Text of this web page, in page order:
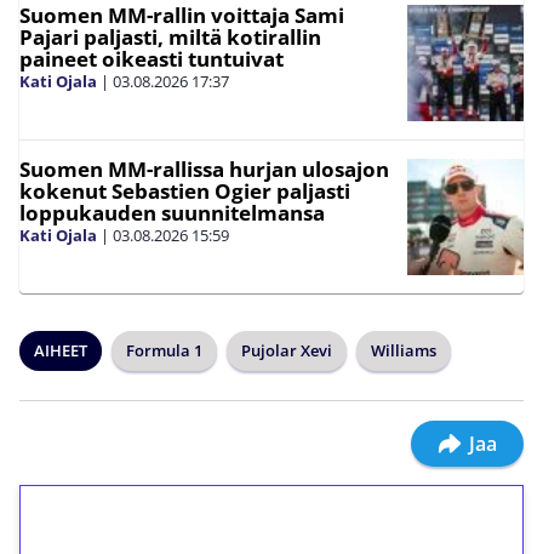
Suomen MM-rallin voittaja Sami
Pajari paljasti, miltä kotirallin
paineet oikeasti tuntuivat
Kati Ojala | 03.08.2026 17:37
Suomen MM-rallissa hurjan ulosajon
kokenut Sebastien Ogier paljasti
loppukauden suunnitelmansa
Kati Ojala | 03.08.2026 15:59
AIHEET Formula 1 Pujolar Xevi Williams
Jaa